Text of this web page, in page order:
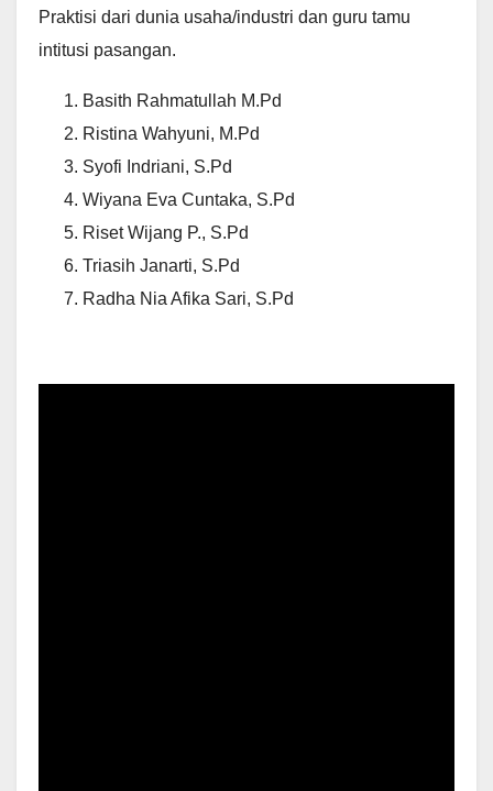
Praktisi dari dunia usaha/industri dan guru tamu
intitusi pasangan.
Basith Rahmatullah M.Pd
Ristina Wahyuni, M.Pd
Syofi Indriani, S.Pd
Wiyana Eva Cuntaka, S.Pd
Riset Wijang P., S.Pd
Triasih Janarti, S.Pd
Radha Nia Afika Sari, S.Pd